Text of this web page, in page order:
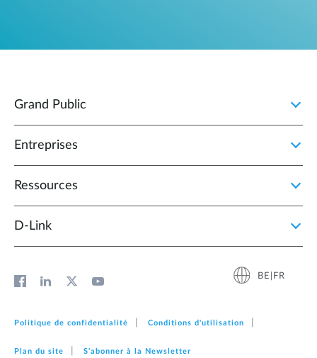
Grand Public
Entreprises
Ressources
D‑Link
BE|FR
Politique de confidentialité Conditions d'utilisation
Plan du site S'abonner à la Newsletter